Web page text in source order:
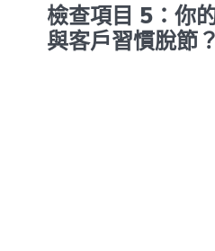
檢查項目 5：你
與客戶習慣脫節？